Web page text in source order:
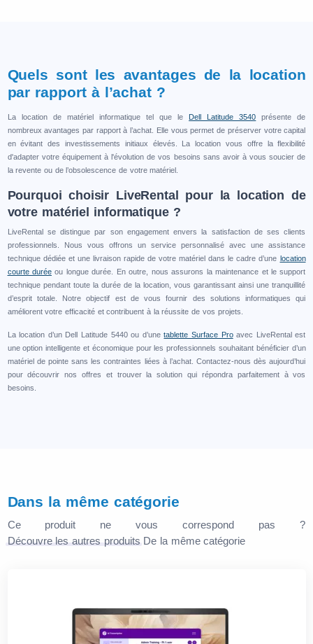
Quels sont les avantages de la location
par rapport à l’achat ?
La location de matériel informatique tel que le Dell Latitude 3540 présente de
nombreux avantages par rapport à l’achat. Elle vous permet de préserver votre capital
en évitant des investissements initiaux élevés. La location vous offre la flexibilité
d'adapter votre équipement à l'évolution de vos besoins sans avoir à vous soucier de
la revente ou de l’obsolescence de votre matériel.
Pourquoi choisir LiveRental pour la location de
votre matériel informatique ?
LiveRental se distingue par son engagement envers la satisfaction de ses clients
professionnels. Nous vous offrons un service personnalisé avec une assistance
technique dédiée et une livraison rapide de votre matériel dans le cadre d’une location
courte duréeou longue durée. En outre, nous assurons la maintenance et le support
technique pendant toute la durée de la location, vous garantissant ainsi une tranquillité
d’esprit totale. Notre objectif est de vous fournir des solutions informatiques qui
améliorent votre efficacité et contribuent à la réussite de vos projets.
La location d’un Dell Latitude 5440 ou d’unetablette Surface Proavec LiveRental est
une option intelligente et économique pour les professionnels souhaitant bénéficier d’un
matériel de pointe sans les contraintes liées à l’achat. Contactez-nous dès aujourd’hui
pour découvrir nos offres et trouver la solution qui répondra parfaitement à vos
besoins.
Dans la même catégorie
Ce produit ne vous correspond pas ?
Découvre les autres produits De la même catégorie